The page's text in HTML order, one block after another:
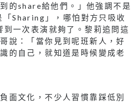
的share給他們。」他強調不是
「Sharing」，哪怕對方只吸收
到一次表演就夠了。黎莉追問這
說：「當你見到呢班新人，好
的自己，就知道是時候變成老
面文化，不少人習慣靠踩低別